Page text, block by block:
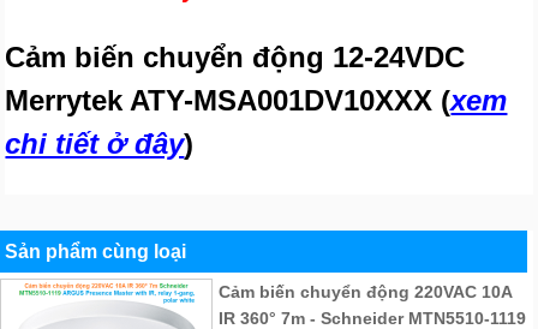
Cảm biến chuyển động 12-24VDC
Merrytek ATY-MSA001DV10XXX (xem
chi tiết ở đây)
Sản phẩm cùng loại
Cảm biến chuyển động 220VAC 10A
IR 360° 7m - Schneider MTN5510-1119